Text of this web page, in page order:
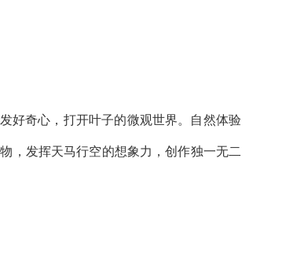
好奇心，打开叶子的微观世界。自然体验
，发挥天马行空的想象力，创作独一无二